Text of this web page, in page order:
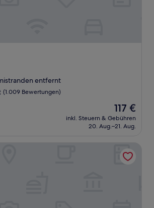
entfernt
(1.009 Bewertungen)
Der
Preis
beträgt
117 €
inkl. Steuern & Gebühren
20. Aug.–21. Aug.